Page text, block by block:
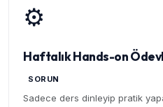
⚙️
Haftalık Hands-on
SORUN
Sadece ders dinleyip pratik